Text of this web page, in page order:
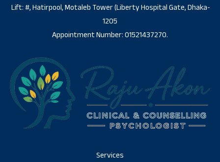
Lift: #, Hatirpool, Motaleb Tower (Liberty Hospital Gate, Dhaka-
1205
Appointment Number: 01521437270.
Services